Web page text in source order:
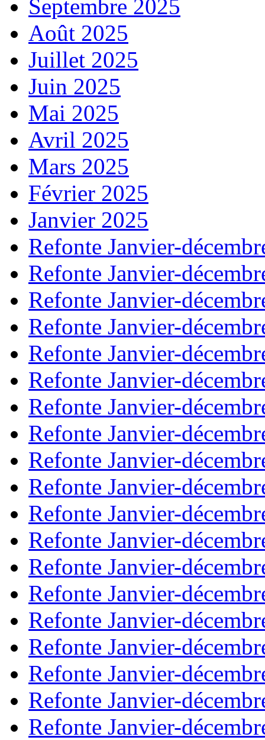
Septembre 2025
Août 2025
Juillet 2025
Juin 2025
Mai 2025
Avril 2025
Mars 2025
Février 2025
Janvier 2025
Refonte Janvier-
Refonte Janvier-
Refonte Janvier-
Refonte Janvier-
Refonte Janvier-
Refonte Janvier-
Refonte Janvier-
Refonte Janvier-
Refonte Janvier-
Refonte Janvier-
Refonte Janvier-
Refonte Janvier-
Refonte Janvier-
Refonte Janvier-
Refonte Janvier-
Refonte Janvier-
Refonte Janvier-
Refonte Janvier-
Refonte Janvier-